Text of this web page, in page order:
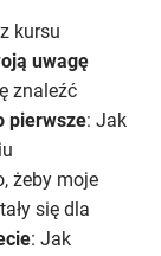
kursu
uwagę
znaleźć
pierwsze: Jak
żeby moje
się dla
: Jak